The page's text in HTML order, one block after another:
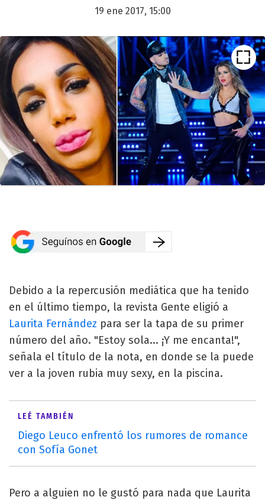
19 ene 2017, 15:00
Debido a la repercusión mediática que ha tenido
en el último tiempo, la revista Gente eligió a
Laurita Fernández para ser la tapa de su primer
número del año. "Estoy sola... ¡Y me encanta!",
señala el título de la nota, en donde se la puede
ver a la joven rubia muy sexy, en la piscina.
LEÉ TAMBIÉN
Diego Leuco enfrentó los rumores de romance
con Sofía Gonet
Pero a alguien no le gustó para nada que Laurita